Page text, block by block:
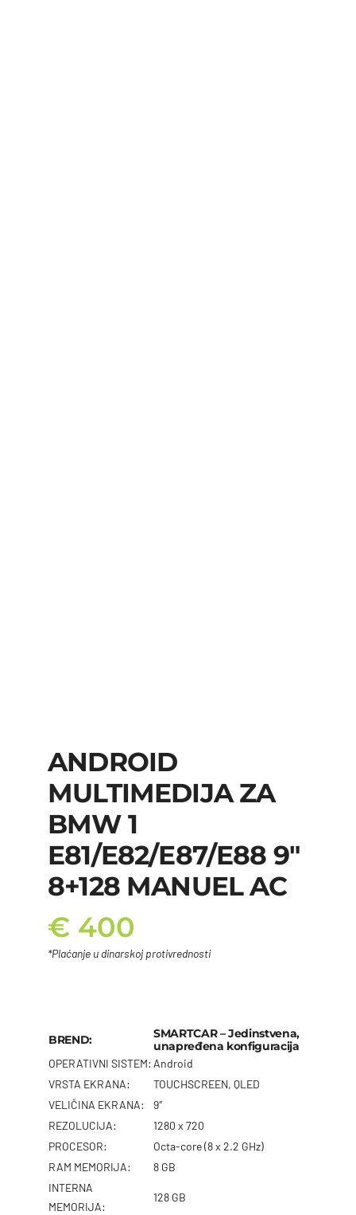
ANDROID
MULTIMEDIJA ZA
BMW 1
E81/E82/E87/E88 9″
8+128 MANUEL AC
€ 400
*Plaćanje u dinarskoj protivrednosti
BREND:
SMARTCAR – Jedinstvena,
unapređena konfiguracija
OPERATIVNI SISTEM: Android
VRSTA EKRANA:
TOUCHSCREEN, QLED
VELIČINA EKRANA:
9″
REZOLUCIJA:
1280 x 720
PROCESOR:
Octa-core (8 x 2.2 GHz)
RAM MEMORIJA:
8 GB
INTERNA
MEMORIJA:
128 GB